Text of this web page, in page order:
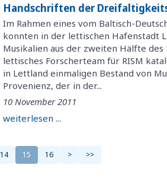
Handschriften der
Im Rahmen eines vom Baltisch-
konnten in der lettischen Hafenstadt
Musikalien aus der zweiten Hälfte des
lettisches Forscherteam für RISM
in Lettland einmaligen Bestand von
Provenienz, der in der...
10 November 2011
weiterlesen ...
14 15 16 > >>